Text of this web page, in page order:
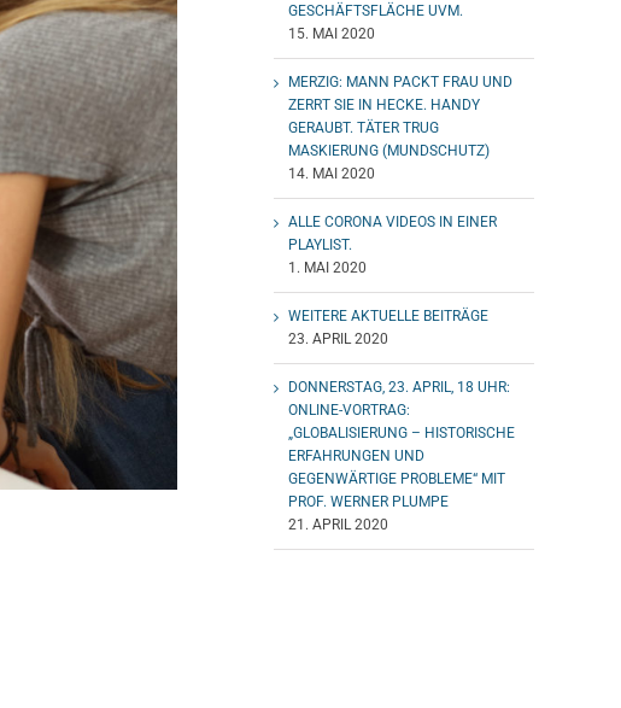
GESCHÄFTSFLÄCHE UVM.
15. MAI 2020
MERZIG: MANN PACKT FRAU UND
ZERRT SIE IN HECKE. HANDY
GERAUBT. TÄTER TRUG
MASKIERUNG (MUNDSCHUTZ)
14. MAI 2020
ALLE CORONA VIDEOS IN EINER
PLAYLIST.
1. MAI 2020
WEITERE AKTUELLE BEITRÄGE
23. APRIL 2020
DONNERSTAG, 23. APRIL, 18 UHR:
ONLINE-VORTRAG:
„GLOBALISIERUNG – HISTORISCHE
ERFAHRUNGEN UND
GEGENWÄRTIGE PROBLEME“ MIT
PROF. WERNER PLUMPE
21. APRIL 2020